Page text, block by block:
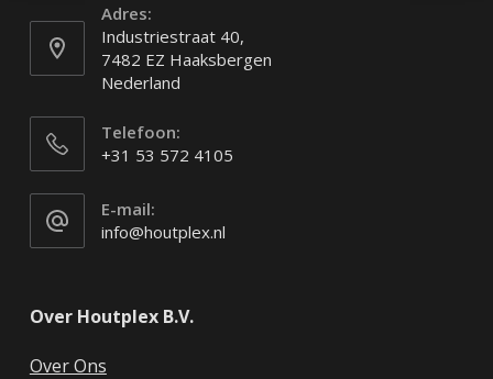
Adres:
Industriestraat 40,
7482 EZ Haaksbergen
Nederland
Telefoon:
+31 53 572 4105
E-mail:
info@houtplex.nl
Over Houtplex B.V.
Over Ons